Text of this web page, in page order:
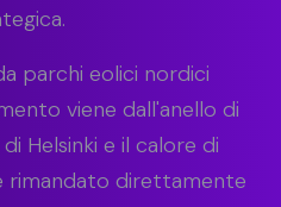
parchi eolici nordici
viene dall'anello di
Helsinki e il calore di
rimandato direttamente